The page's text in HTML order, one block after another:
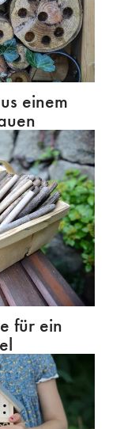
einem
für ein